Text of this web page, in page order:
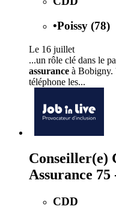
•Poissy (78)
Le 16 juillet
...un rôle clé dans le
assurance à Bobigny.
téléphone les...
Conseiller(e)
Assurance
CDD